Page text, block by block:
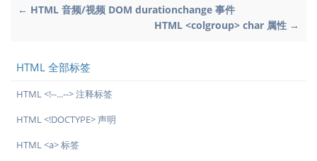
← HTML 音频/视频 DOM durationchange 事件
HTML <colgroup> char 属性 →
HTML 全部标签
HTML <!--...--> 注释标签
HTML <!DOCTYPE> 声明
HTML <a> 标签